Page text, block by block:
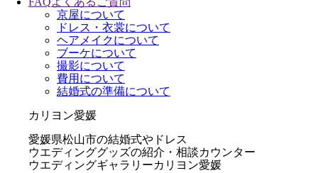
京屋について
ドレス・衣裳について
ヘアメイクについて
ブーケについて
撮影について
費用について
結婚式の準備について
カリヨン愛媛
愛媛県松山市の結婚式やドレス
ウエディンググッズの紹介・相談カウンター
ウエディングギャラリーカリヨン愛媛